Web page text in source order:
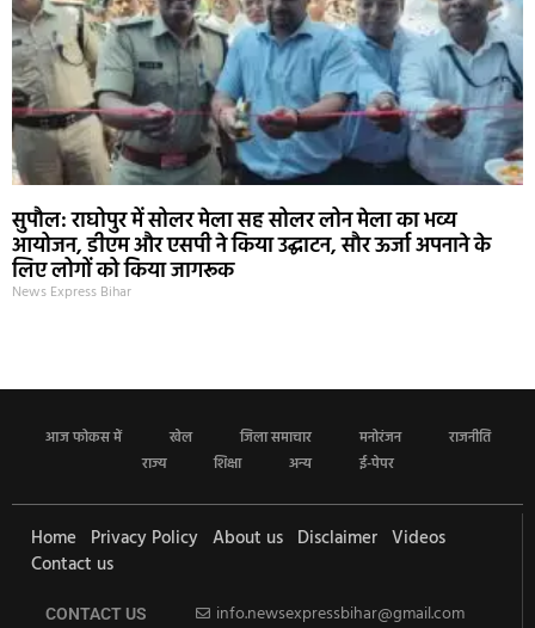
सुपौल: राघोपुर में सोलर मेला सह सोलर लोन मेला का भव्य
आयोजन, डीएम और एसपी ने किया उद्घाटन, सौर ऊर्जा अपनाने के
लिए लोगों को किया जागरूक
News Express Bihar
आज फोकस में खेल जिला समाचार मनोरंजन
राजनीति
राज्य
शिक्षा अन्य ई-पेपर
Home Privacy Policy About us Disclaimer Videos
Contact us
CONTACT US info.newsexpressbihar@gmail.com